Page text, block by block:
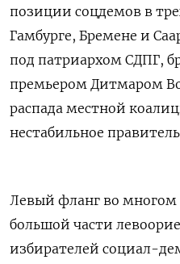
позиции соцдемов в
Гамбурге, Бремене и
под патриархом СДПГ,
премьером Дитмаром
распада местной
нестабильное
Левый фланг во многом
большой части
избирателей социал-